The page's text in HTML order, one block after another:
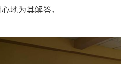
地为其解答。